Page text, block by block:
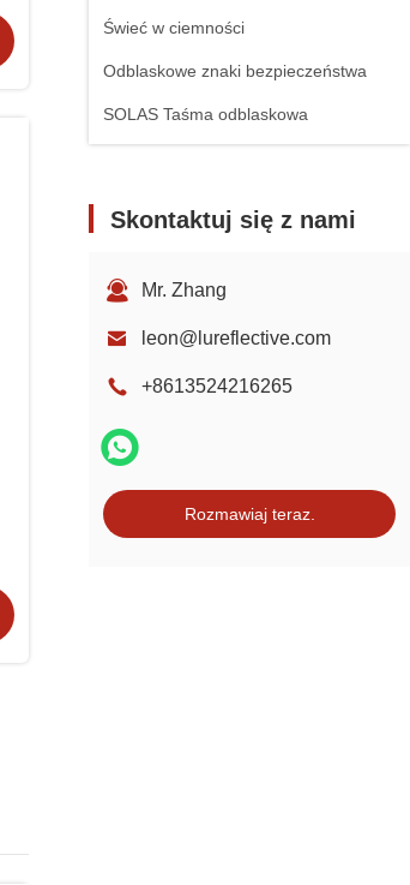
Świeć w ciemności
Odblaskowe znaki bezpieczeństwa
SOLAS Taśma odblaskowa
Skontaktuj się z nami
Mr. Zhang
leon@lureflective.com
+8613524216265
Rozmawiaj teraz.